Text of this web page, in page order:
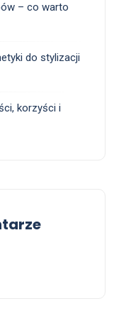
– co warto
do stylizacji
korzyści i